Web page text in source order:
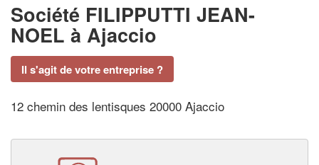
Société FILIPPUTTI JEAN-
NOEL à Ajaccio
Il s'agit de votre entreprise ?
12 chemin des lentisques 20000 Ajaccio